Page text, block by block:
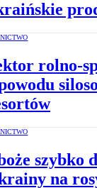
rolno-
szybko
na